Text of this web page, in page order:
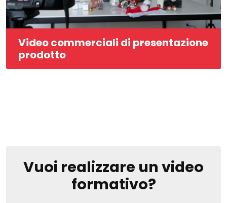
Video commerciali di presentazione
prodotto
Vuoi realizzare un video
formativo?